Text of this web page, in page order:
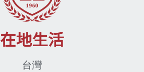
在地生活
台灣